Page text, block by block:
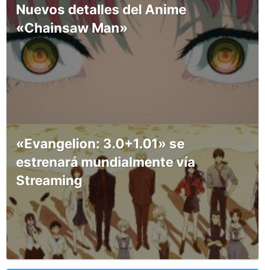
Nuevos detalles del Anime
«Chainsaw Man»
«Evangelion: 3.0+1.01» se
estrenará mundialmente vía
Streaming